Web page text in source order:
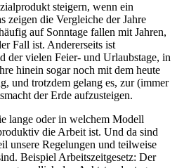
steigern, wenn ein
zeigen die Vergleiche der Jahre
auf Sonntage fallen mit Jahren,
Fall ist. Andererseits ist
der vielen Feier- und Urlaubstage, in
hinein sogar noch mit dem heute
und trotzdem gelang es, zur (immer
der Erde aufzusteigen.
lange oder in welchem Modell
die Arbeit ist. Und da sind
unsere Regelungen und teilweise
Beispiel Arbeitszeitgesetz: Der